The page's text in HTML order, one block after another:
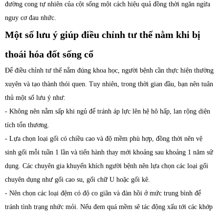
đường cong tự nhiên của cột sống một cách hiệu quả đồng thời ngăn ngừa
nguy cơ đau nhức.
Một số lưu ý giúp điều chỉnh tư thế nằm khi bị
thoái hóa đốt sống cổ
Để điều chỉnh tư thế nằm đúng khoa học, người bệnh cần thực hiện thường
xuyên và tạo thành thói quen. Tuy nhiên, trong thời gian đầu, bạn nên tuân
thủ một số lưu ý như:
- Không nên nằm sấp khi ngủ để tránh áp lực lên hệ hô hấp, lan rộng diện
tích tổn thương.
- Lựa chọn loại gối có chiều cao và độ mềm phù hợp, đồng thời nên vệ
sinh gối mỗi tuần 1 lần và tiến hành thay mới khoảng sau khoảng 1 năm sử
dụng. Các chuyên gia khuyến khích người bệnh nên lựa chọn các loại gối
chuyên dụng như gối cao su, gối chữ U hoặc gối kê.
- Nên chọn các loại đệm có độ co giãn và đàn hồi ở mức trung bình để
tránh tình trạng nhức mỏi. Nếu đem quá mềm sẽ tác động xấu tới các khớp